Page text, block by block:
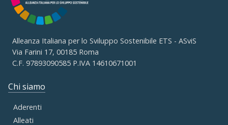
Alleanza Italiana per lo Sviluppo Sostenibile ETS - ASviS
Via Farini 17, 00185 Roma
C.F. 97893090585 P.IVA 14610671001
Chi siamo
Aderenti
Alleati